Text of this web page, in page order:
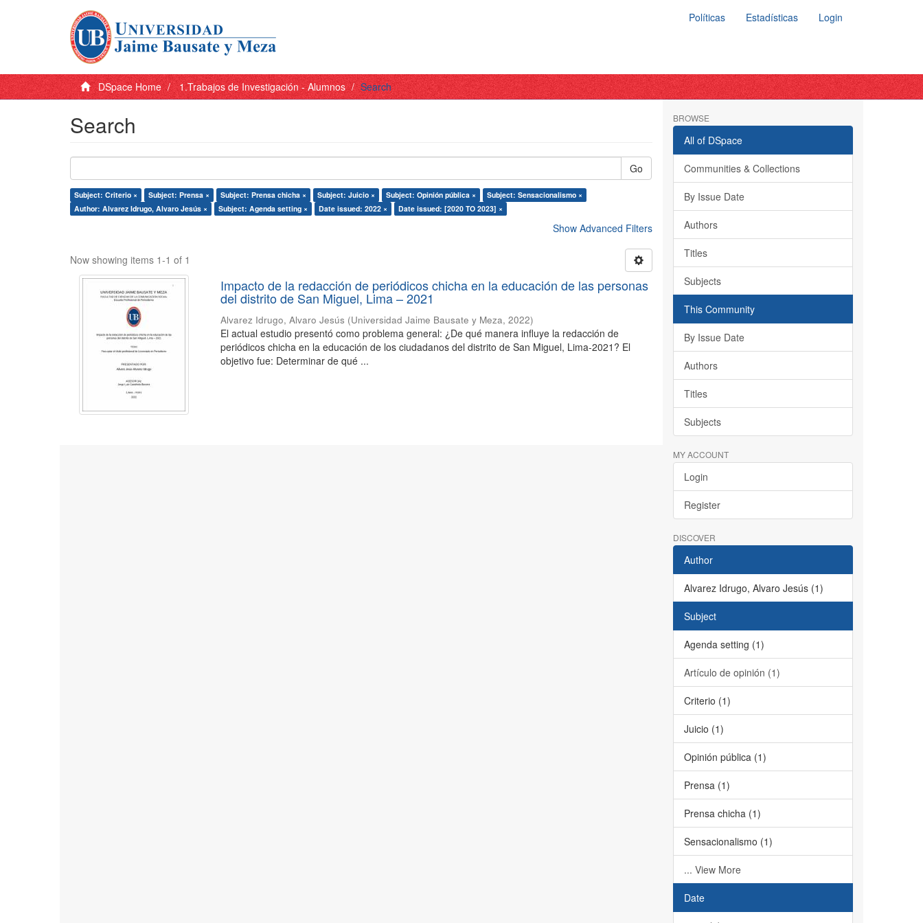
Políticas Estadísticas Login
DSpace Home 1.Trabajos de Investigación - Alumnos Search
Search
Go
Subject: Criterio × Subject: Prensa × Subject: Prensa chicha × Subject: Juicio × Subject: Opinión pública ×
Subject: Sensacionalismo ×
Author: Alvarez Idrugo, Alvaro Jesús ×
Subject: Agenda setting × Date issued: 2022 × Date issued: [2020 TO 2023] ×
Show Advanced Filters
Now showing items 1-1 of 1
Impacto de la redacción de periódicos chicha en la educación de las personas
del distrito de San Miguel, Lima – 2021
Alvarez Idrugo, Alvaro Jesús (Universidad Jaime Bausate y Meza,2022)
El actual estudio presentó como problema general: ¿De qué manera influye la redacción de
periódicos chicha en la educación de los ciudadanos del distrito de San Miguel, Lima-2021? El
objetivo fue: Determinar de qué ...
BROWSE
All of DSpace
Communities & Collections
By Issue Date
Authors
Titles
Subjects
This Community
By Issue Date
Authors
Titles
Subjects
MY ACCOUNT
Login
Register
DISCOVER
Author
Alvarez Idrugo, Alvaro Jesús (1)
Subject
Agenda setting (1)
Artículo de opinión (1)
Criterio (1)
Juicio (1)
Opinión pública (1)
Prensa (1)
Prensa chicha (1)
Sensacionalismo (1)
... View More
Date